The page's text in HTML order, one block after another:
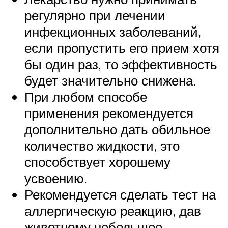
регулярно при лечении
инфекционных заболеваний,
если пропустить его прием хотя
бы один раз, то эффективность
будет значительно снижена.
При любом способе
применения рекомендуется
дополнительно дать обильное
количество жидкости, это
способствует хорошему
усвоению.
Рекомендуется сделать тест на
аллергическую реакцию, дав